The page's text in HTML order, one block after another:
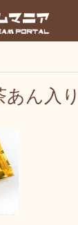
あん入り